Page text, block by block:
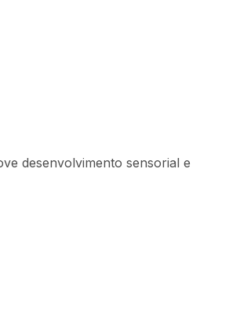
desenvolvimento sensorial e